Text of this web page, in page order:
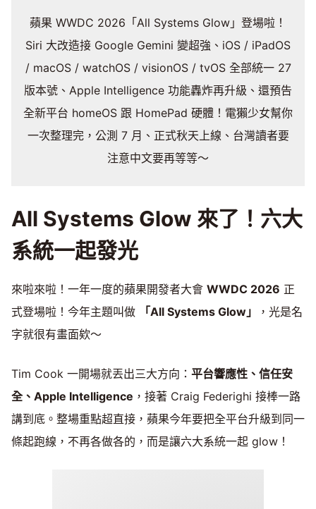
蘋果 WWDC 2026「All Systems Glow」登場啦！
Siri 大改造接 Google Gemini 變超強、iOS / iPadOS
/ macOS / watchOS / visionOS / tvOS 全部統一 27
版本號、Apple Intelligence 功能轟炸再升級、還預告
全新平台 homeOS 跟 HomePad 硬體！電獺少女幫你
一次整理完，公測 7 月、正式秋天上線、台灣讀者要
注意中文要再等等～
All Systems Glow 來了！六大
系統一起發光
來啦來啦！一年一度的蘋果開發者大會 WWDC 2026 正
式登場啦！今年主題叫做
「All Systems Glow」
，光是名
字就很有畫面欸～
Tim Cook 一開場就丟出三大方向： 平台響應性、信任安
全、Apple Intelligence ，接著 Craig Federighi 接棒一路
講到底。整場重點超直接，蘋果今年要把全平台升級到同一
條起跑線，不再各做各的，而是讓六大系統一起 glow！